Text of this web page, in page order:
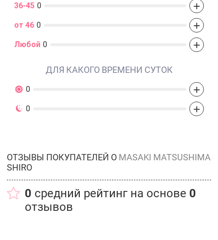
36-45 0 +
от 46 0 +
Любой 0 +
ДЛЯ КАКОГО ВРЕМЕНИ СУТОК
0 +
0 +
ОТЗЫВЫ ПОКУПАТЕЛЕЙ О MASAKI MATSUSHIMA
SHIRO
0 средний рейтинг на основе 0
отзывов